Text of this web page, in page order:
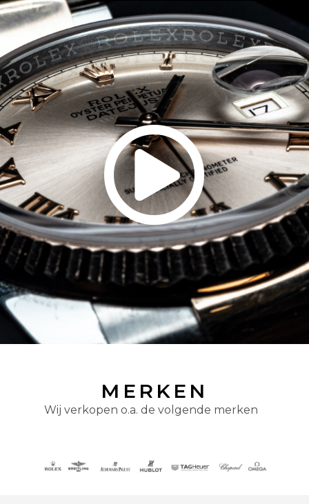
MERKEN
Wij verkopen o.a. de volgende merken